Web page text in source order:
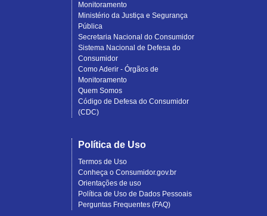
Monitoramento
Ministério da Justiça e Segurança
Pública
Secretaria Nacional do Consumidor
Sistema Nacional de Defesa do
Consumidor
Como Aderir - Órgãos de
Monitoramento
Quem Somos
Código de Defesa do Consumidor
(CDC)
Política de Uso
Termos de Uso
Conheça o Consumidor.gov.br
Orientações de uso
Política de Uso de Dados Pessoais
Perguntas Frequentes (FAQ)